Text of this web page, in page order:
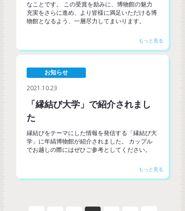
なことです。 この受賞を励みに、博物館の魅力
充実をさらに進め、より皆様に満足いただける博
物館となるよう、一層尽力してまいります。
お知らせ
2021.10.23
「縁結び大学」で紹介されまし
た
縁結びをテーマにした情報を発信する「縁結び大
学」に年縞博物館が紹介されました。 カップル
でお越しの際にはぜひご参考としてください。